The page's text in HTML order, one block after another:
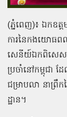
(ភ្នំពេញ)៖ ឯកឧត្
ការនៃកងយោធព
សេនីយ៍ឯកពិសេស
ប្រចាំនៅកម្ពុជា
ជម្រាបលា នាព្រឹក
ដ្ឋាន។